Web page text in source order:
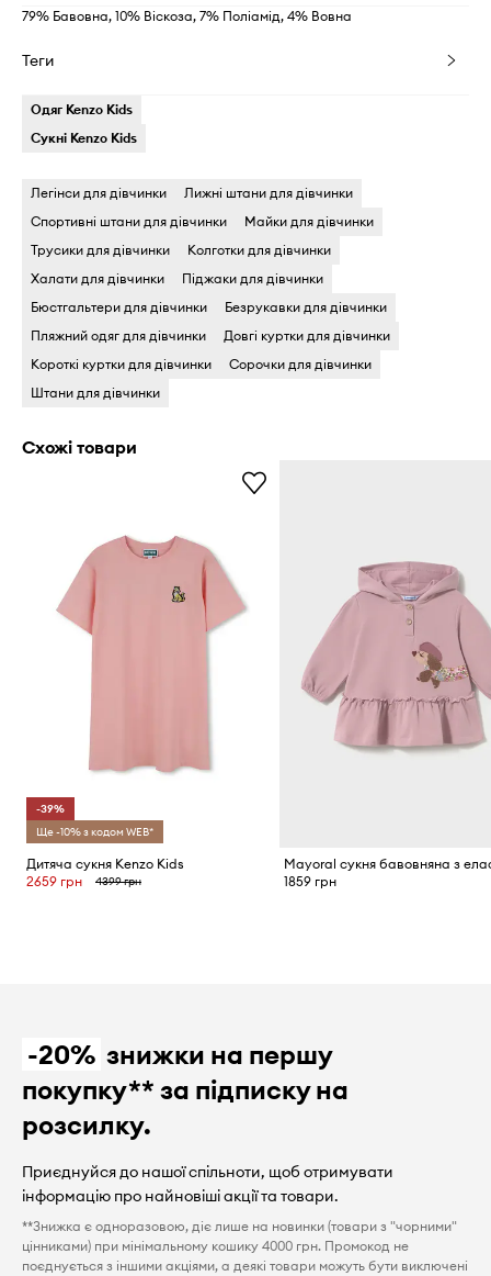
79% Бавовна, 10% Віскоза, 7% Поліамід, 4% Вовна
Теги
Одяг Kenzo Kids
Сукні Kenzo Kids
Легінси для дівчинки
Лижні штани для дівчинки
Спортивні штани для дівчинки
Майки для дівчинки
Трусики для дівчинки
Колготки для дівчинки
Халати для дівчинки
Піджаки для дівчинки
Бюстгальтери для дівчинки
Безрукавки для дівчинки
Пляжний одяг для дівчинки
Довгі куртки для дівчинки
Короткі куртки для дівчинки
Сорочки для дівчинки
Штани для дівчинки
Схожі товари
-39%
Ще -10% з кодом WEB*
Дитяча сукня Kenzo Kids
2659 грн
4399 грн 1859 грн
-20% знижки на першу
покупку** за підписку на
розсилку.
Приєднуйся до нашої спільноти, щоб отримувати
інформацію про найновіші акції та товари.
**Знижка є одноразовою, діє лише на новинки (товари з "чорними"
цінниками) при мінімальному кошику 4000 грн. Промокод не
поєднується з іншими акціями, а деякі товари можуть бути виключені